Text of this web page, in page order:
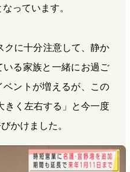
っています。
クに十分注意して、静か
る家族と一緒にお過ご
ントが増えるが、この
きく左右する」と今一度
かけました。